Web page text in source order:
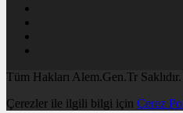
Tüm Hakları Alem.Gen.Tr
Çerezler ile ilgili bilgi için Çerez